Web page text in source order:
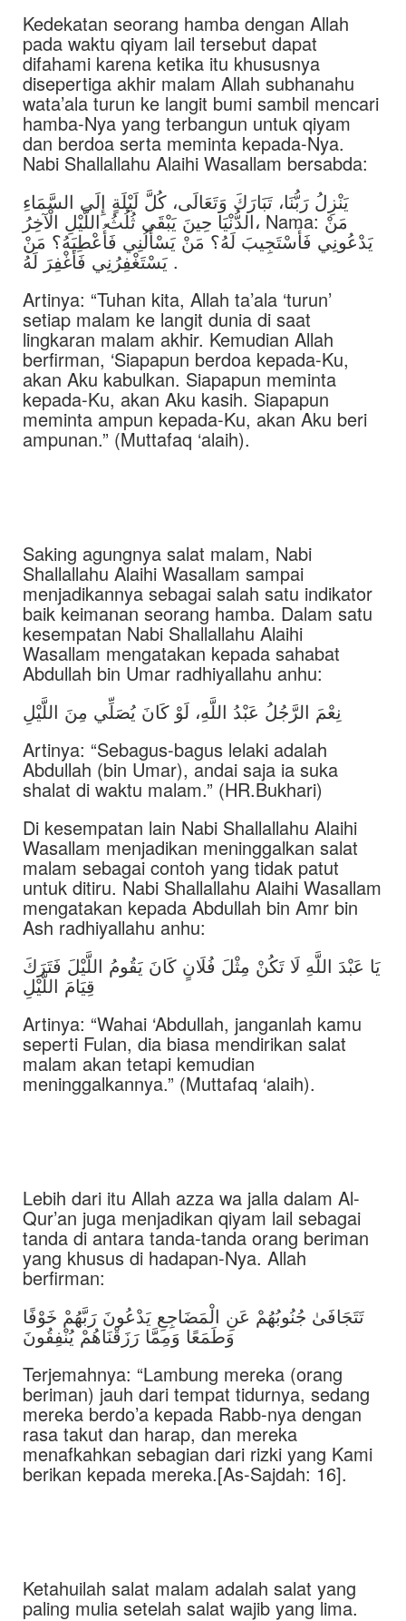
Kedekatan seorang hamba dengan Allah
pada waktu qiyam lail tersebut dapat
difahami karena ketika itu khususnya
disepertiga akhir malam Allah subhanahu
wata’ala turun ke langit bumi sambil mencari
hamba-Nya yang terbangun untuk qiyam
dan berdoa serta meminta kepada-Nya.
Nabi Shallallahu Alaihi Wasallam bersabda:
يَنْزِلُ رَبُّنَا، تَبَارَكَ وَتَعَالَى، كُلَّ لَيْلَةٍ إِلَى السَّمَاءِ
الدُّنْيَا حِينَ يَبْقَى ثُلُثُ اللَّيْلِ الْآخِرُ، Nama: مَنْ
يَدْعُونِي فَأَسْتَجِيبَ لَهُ؟ مَنْ يَسْأَلُنِي فَأُعْطِيَهُ؟ مَنْ
يَسْتَغْفِرُنِي فَأَغْفِرَ لَهُ .
Artinya: “Tuhan kita, Allah ta’ala ‘turun’
setiap malam ke langit dunia di saat
lingkaran malam akhir. Kemudian Allah
berfirman, ‘Siapapun berdoa kepada-Ku,
akan Aku kabulkan. Siapapun meminta
kepada-Ku, akan Aku kasih. Siapapun
meminta ampun kepada-Ku, akan Aku beri
ampunan.” (Muttafaq ‘alaih).
Saking agungnya salat malam, Nabi
Shallallahu Alaihi Wasallam sampai
menjadikannya sebagai salah satu indikator
baik keimanan seorang hamba. Dalam satu
kesempatan Nabi Shallallahu Alaihi
Wasallam mengatakan kepada sahabat
Abdullah bin Umar radhiyallahu anhu:
نِعْمَ الرَّجُلُ عَبْدُ اللَّهِ، لَوْ كَانَ يُصَلِّي مِنَ اللَّيْلِ
Artinya: “Sebagus-bagus lelaki adalah
Abdullah (bin Umar), andai saja ia suka
shalat di waktu malam.” (HR.Bukhari)
Di kesempatan lain Nabi Shallallahu Alaihi
Wasallam menjadikan meninggalkan salat
malam sebagai contoh yang tidak patut
untuk ditiru. Nabi Shallallahu Alaihi Wasallam
mengatakan kepada Abdullah bin Amr bin
Ash radhiyallahu anhu:
يَا عَبْدَ اللَّهِ لَا تَكُنْ مِثْلَ فُلَانٍ كَانَ يَقُومُ اللَّيْلَ فَتَرَكَ
قِيَامَ اللَّيْلِ
Artinya: “Wahai ‘Abdullah, janganlah kamu
seperti Fulan, dia biasa mendirikan salat
malam akan tetapi kemudian
meninggalkannya.” (Muttafaq ‘alaih).
Lebih dari itu Allah azza wa jalla dalam Al-
Qur’an juga menjadikan qiyam lail sebagai
tanda di antara tanda-tanda orang beriman
yang khusus di hadapan-Nya. Allah
berfirman:
تَتَجَافَىٰ جُنُوبُهُمْ عَنِ الْمَضَاجِعِ يَدْعُونَ رَبَّهُمْ خَوْفًا
وَطَمَعًا وَمِمَّا رَزَقْنَاهُمْ يُنْفِقُونَ
Terjemahnya: “Lambung mereka (orang
beriman) jauh dari tempat tidurnya, sedang
mereka berdo’a kepada Rabb-nya dengan
rasa takut dan harap, dan mereka
menafkahkan sebagian dari rizki yang Kami
berikan kepada mereka.[As-Sajdah: 16].
Ketahuilah salat malam adalah salat yang
paling mulia setelah salat wajib yang lima.